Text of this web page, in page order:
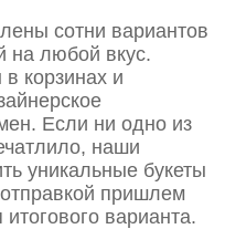
сотни вариантов
на любой вкус.
корзинах и
Если ни одно из
наши
уникальные букеты
пришлем
варианта.